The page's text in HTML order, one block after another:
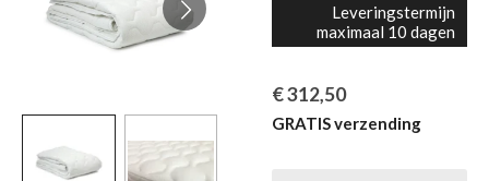
Leveringstermijn
maximaal 10 dagen
€ 312,50
GRATIS verzending